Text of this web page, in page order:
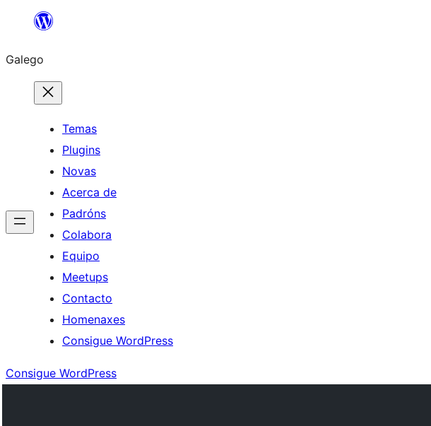
Saltar
contido
Galego
Temas
Plugins
Novas
Acerca de
Padróns
Colabora
Equipo
Meetups
Contacto
Homenaxes
Consigue WordPress
Consigue WordPress